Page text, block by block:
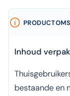
Inhoud
bestaande en